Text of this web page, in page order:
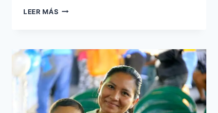
LEER MÁS PROYECTOS
EN
MANOS